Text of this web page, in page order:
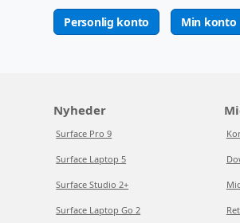
Personlig konto Min konto
Nyheder
Surface Pro 9
Surface Laptop 5
Surface Studio 2+
Surface Laptop Go 2